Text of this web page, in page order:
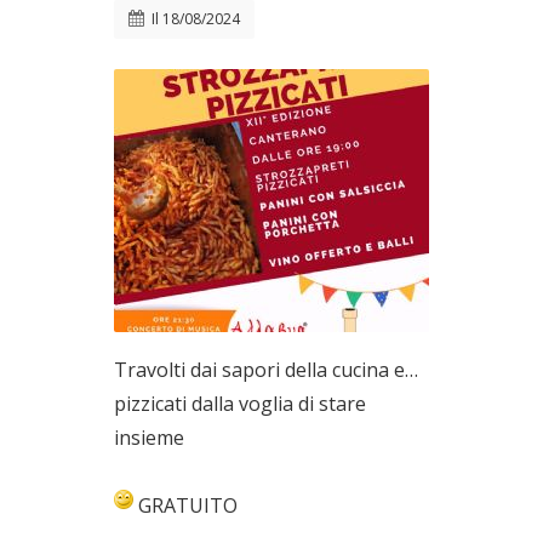
Il 18/08/2024
Travolti dai sapori della cucina e…
pizzicati dalla voglia di stare
insieme
GRATUITO